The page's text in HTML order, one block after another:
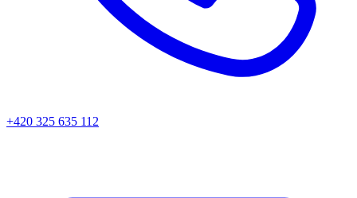
+420 325 635 112